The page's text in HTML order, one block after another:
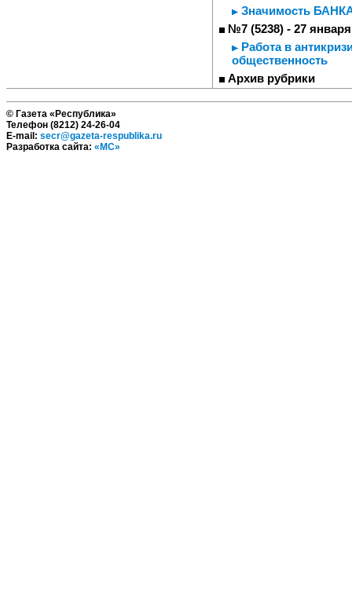
Значимость
№7 (5238) - 27 января
Работа в
общественность
Архив рубрики
© Газета «Республика»
Телефон (8212) 24-26-04
E-mail: secr@gazeta-respublika.ru
Разработка сайта: «МС»